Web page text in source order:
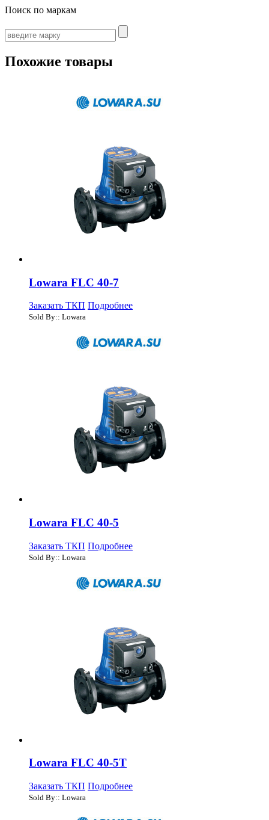
Поиск по маркам
Похожие товары
Lowara FLC 40-7
Заказать ТКП Подробнее
Sold By:: Lowara
Lowara FLC 40-5
Заказать ТКП Подробнее
Sold By:: Lowara
Lowara FLC 40-5T
Заказать ТКП Подробнее
Sold By:: Lowara